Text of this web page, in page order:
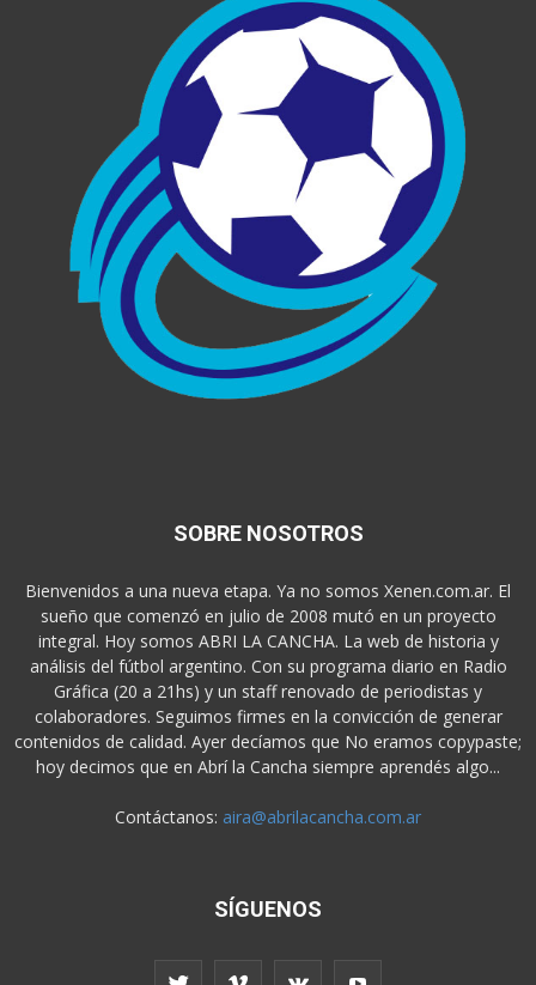
SOBRE NOSOTROS
Bienvenidos a una nueva etapa. Ya no somos Xenen.com.ar. El
sueño que comenzó en julio de 2008 mutó en un proyecto
integral. Hoy somos ABRI LA CANCHA. La web de historia y
análisis del fútbol argentino. Con su programa diario en Radio
Gráfica (20 a 21hs) y un staff renovado de periodistas y
colaboradores. Seguimos firmes en la convicción de generar
contenidos de calidad. Ayer decíamos que No eramos copypaste;
hoy decimos que en Abrí la Cancha siempre aprendés algo...
Contáctanos: aira@abrilacancha.com.ar
SÍGUENOS